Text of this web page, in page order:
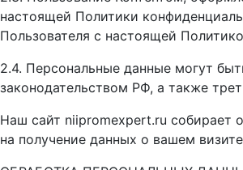
настоящей Политики
Пользователя с настоящей
2.4. Персональные данные могут
законодательством РФ, а также
Наш сайт niipromexpert.ru собирает
на получение данных о вашем